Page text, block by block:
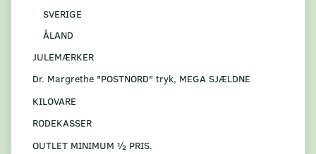
SVERIGE
ÅLAND
JULEMÆRKER
Dr. Margrethe "POSTNORD" tryk, MEGA SJÆLDNE
KILOVARE
RODEKASSER
OUTLET MINIMUM ½ PRIS.